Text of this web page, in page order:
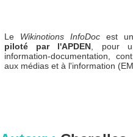
Le Wikinotions InfoDoc est
piloté par l'APDEN, pour
information-documentation,
aux médias et à l'information